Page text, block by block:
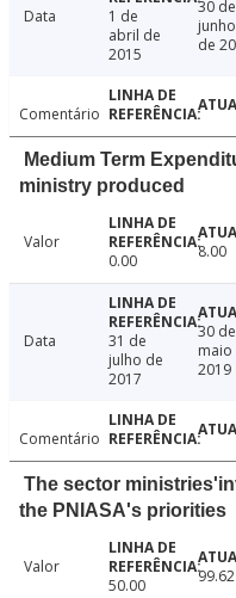
Data
1 de
abril de
2015
30 de
junho
de
Comentário
Medium Term
ministry produced
Valor
0.00
8.00
Data
31 de
julho de
2017
30 de
maio
2019
Comentário
The sector
the PNIASA's priorities
Valor
50.00
99.62